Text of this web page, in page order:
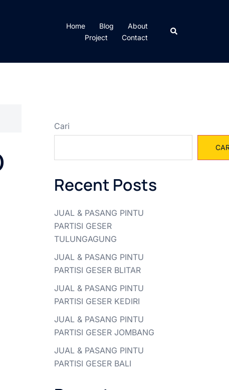
Home Blog
About
Project
Contact
Cari
Cari
Recent Posts
JUAL & PASANG PINTU
PARTISI GESER
TULUNGAGUNG
JUAL & PASANG PINTU
PARTISI GESER BLITAR
JUAL & PASANG PINTU
PARTISI GESER KEDIRI
JUAL & PASANG PINTU
PARTISI GESER JOMBANG
JUAL & PASANG PINTU
PARTISI GESER BALI